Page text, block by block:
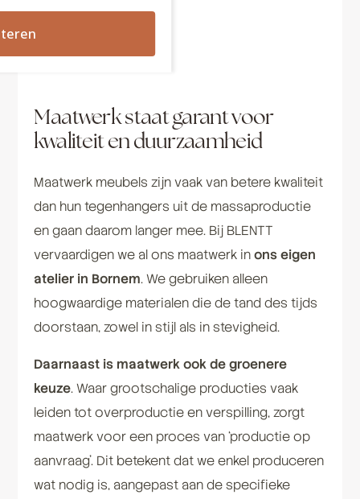
Maatwerk staat garant voor
kwaliteit en duurzaamheid
Maatwerk meubels zijn vaak van betere kwaliteit
dan hun tegenhangers uit de massaproductie
en gaan daarom langer mee. Bij BLENTT
vervaardigen we al ons maatwerk inons eigen
atelier in Bornem. We gebruiken alleen
hoogwaardige materialen die de tand des tijds
doorstaan, zowel in stijl als in stevigheid.
Daarnaast is maatwerk ook de groenere
keuze. Waar grootschalige producties vaak
leiden tot overproductie en verspilling, zorgt
maatwerk voor een proces van ‘productie op
aanvraag’. Dit betekent dat we enkel produceren
wat nodig is, aangepast aan de specifieke